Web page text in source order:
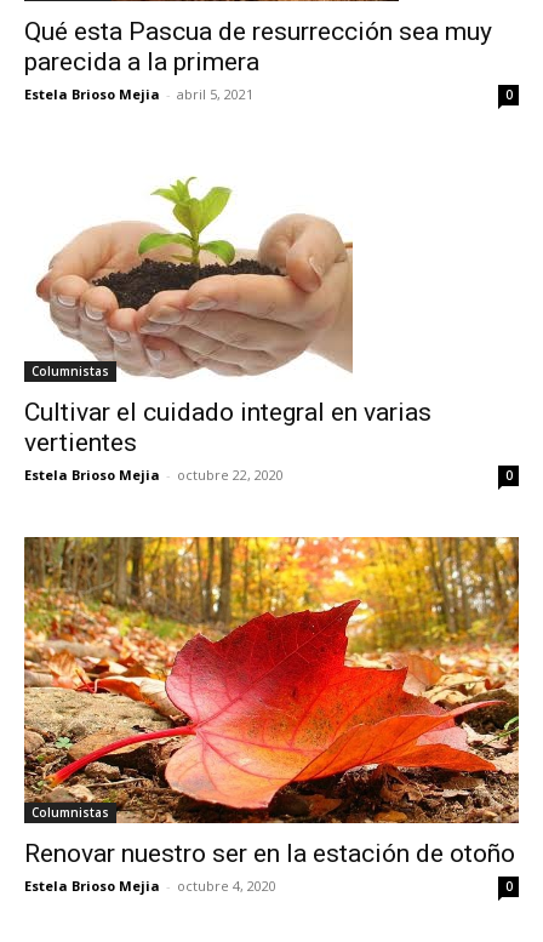
Qué esta Pascua de resurrección sea muy
parecida a la primera
Estela Brioso Mejia - abril 5, 2021 0
Columnistas
Cultivar el cuidado integral en varias
vertientes
Estela Brioso Mejia - octubre 22, 2020 0
Columnistas
Renovar nuestro ser en la estación de otoño
Estela Brioso Mejia - octubre 4, 2020 0